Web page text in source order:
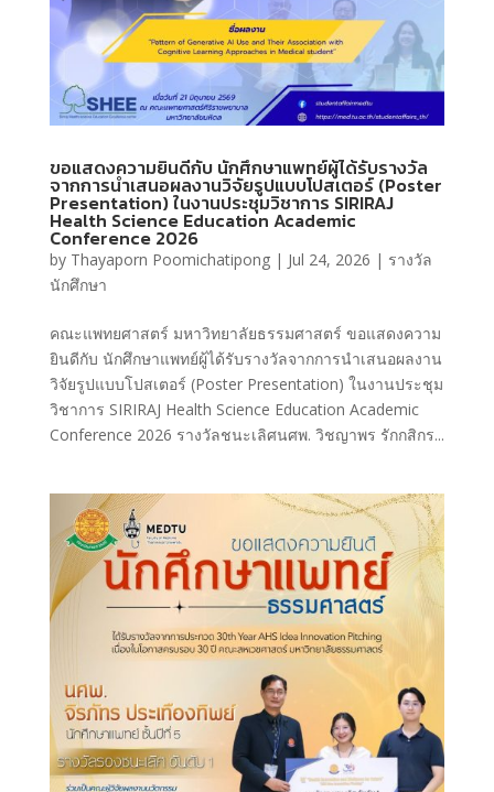
ขอแสดงความยินดีกับ นักศึกษาแพทย์ผู้ได้รับรางวัล
จากการนำเสนอผลงานวิจัยรูปแบบโปสเตอร์ (Poster
Presentation) ในงานประชุมวิชาการ SIRIRAJ
Health Science Education Academic
Conference 2026
by Thayaporn Poomichatipong| Jul 24, 2026 | รางวัล
นักศึกษา
คณะแพทยศาสตร์ มหาวิทยาลัยธรรมศาสตร์ ขอแสดงความ
ยินดีกับ นักศึกษาแพทย์ผู้ได้รับรางวัลจากการนำเสนอผลงาน
วิจัยรูปแบบโปสเตอร์ (Poster Presentation) ในงานประชุม
วิชาการ SIRIRAJ Health Science Education Academic
Conference 2026 รางวัลชนะเลิศนศพ. วิชญาพร รักกสิกร...